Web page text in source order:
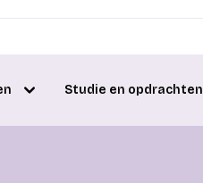
Studie en opdrachten